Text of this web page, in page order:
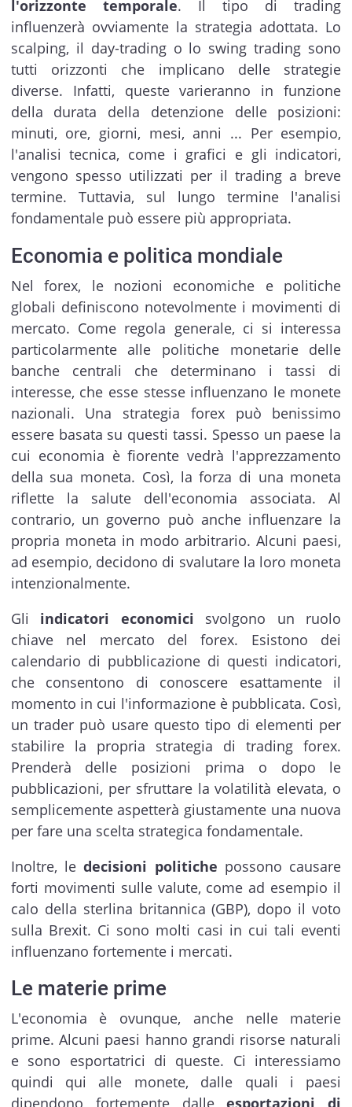
l'orizzonte temporale. Il tipo di trading
influenzerà ovviamente la strategia adottata. Lo
scalping, il day-trading o lo swing trading sono
tutti orizzonti che implicano delle strategie
diverse. Infatti, queste varieranno in funzione
della durata della detenzione delle posizioni:
minuti, ore, giorni, mesi, anni ... Per esempio,
l'analisi tecnica, come i grafici e gli indicatori,
vengono spesso utilizzati per il trading a breve
termine. Tuttavia, sul lungo termine l'analisi
fondamentale può essere più appropriata.
Economia e politica mondiale
Nel forex, le nozioni economiche e politiche
globali definiscono notevolmente i movimenti di
mercato. Come regola generale, ci si interessa
particolarmente alle politiche monetarie delle
banche centrali che determinano i tassi di
interesse, che esse stesse influenzano le monete
nazionali. Una strategia forex può benissimo
essere basata su questi tassi. Spesso un paese la
cui economia è fiorente vedrà l'apprezzamento
della sua moneta. Così, la forza di una moneta
riflette la salute dell'economia associata. Al
contrario, un governo può anche influenzare la
propria moneta in modo arbitrario. Alcuni paesi,
ad esempio, decidono di svalutare la loro moneta
intenzionalmente.
Gli indicatori economici svolgono un ruolo
chiave nel mercato del forex. Esistono dei
calendario di pubblicazione di questi indicatori,
che consentono di conoscere esattamente il
momento in cui l'informazione è pubblicata. Così,
un trader può usare questo tipo di elementi per
stabilire la propria strategia di trading forex.
Prenderà delle posizioni prima o dopo le
pubblicazioni, per sfruttare la volatilità elevata, o
semplicemente aspetterà giustamente una nuova
per fare una scelta strategica fondamentale.
Inoltre, ledecisioni politiche possono causare
forti movimenti sulle valute, come ad esempio il
calo della sterlina britannica (GBP), dopo il voto
sulla Brexit. Ci sono molti casi in cui tali eventi
influenzano fortemente i mercati.
Le materie prime
L'economia è ovunque, anche nelle materie
prime. Alcuni paesi hanno grandi risorse naturali
e sono esportatrici di queste. Ci interessiamo
quindi qui alle monete, dalle quali i paesi